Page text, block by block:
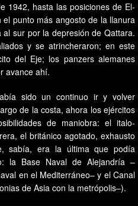
1942, hasta las posiciones de El-
punto más angosto de la llanura
sur por la depresión de Qattara.
y se atrincheraron; en este
del Eje; los panzers alemanes
avance ahí.
sido un continuo ir y volver
de la costa, ahora los ejércitos
de maniobra: el italo-
el británico agotado, exhausto
sabía, era la última que podía
la Base Naval de Alejandría –
en el Mediterráneo– y el Canal
de Asia con la metrópolis–).